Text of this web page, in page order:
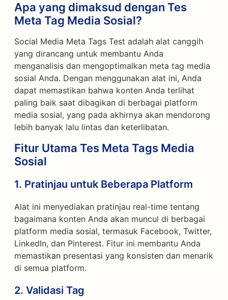
Apa yang dimaksud dengan Tes
Meta Tag Media Sosial?
Social Media Meta Tags Test adalah alat canggih
yang dirancang untuk membantu Anda
menganalisis dan mengoptimalkan meta tag media
sosial Anda. Dengan menggunakan alat ini, Anda
dapat memastikan bahwa konten Anda terlihat
paling baik saat dibagikan di berbagai platform
media sosial, yang pada akhirnya akan mendorong
lebih banyak lalu lintas dan keterlibatan.
Fitur Utama Tes Meta Tags Media
Sosial
1. Pratinjau untuk Beberapa Platform
Alat ini menyediakan pratinjau real-time tentang
bagaimana konten Anda akan muncul di berbagai
platform media sosial, termasuk Facebook, Twitter,
LinkedIn, dan Pinterest. Fitur ini membantu Anda
memastikan presentasi yang konsisten dan menarik
di semua platform.
2. Validasi Tag